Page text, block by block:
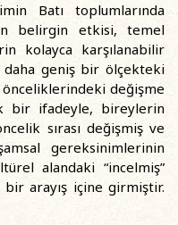
Batı toplumlarında
belirgin etkisi, temel
kolayca karşılanabilir
daha geniş bir ölçekteki
önceliklerindeki değişme
bir ifadeyle, bireylerin
sırası değişmiş ve
gereksinimlerinin
alandaki “incelmiş”
arayış içine girmiştir.